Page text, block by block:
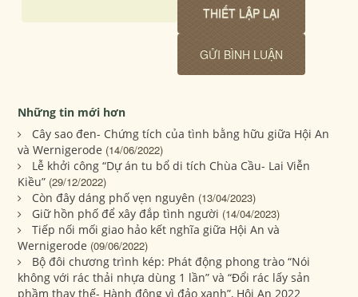
Những tin mới hơn
Cây sao đen- Chứng tích của tình bằng hữu giữa Hội An
và Wernigerode (14/06/2022)
Lễ khởi công “Dự án tu bổ di tích Chùa Cầu- Lai Viễn
Kiều” (29/12/2022)
Còn đây dáng phố vẹn nguyên (13/04/2023)
Giữ hồn phố để xây đắp tình người (14/04/2023)
Tiếp nối mối giao hảo kết nghĩa giữa Hội An và
Wernigerode (09/06/2022)
Bộ đôi chương trình kép: Phát động phong trào “Nói
không với rác thải nhựa dùng 1 lần” và “Đổi rác lấy sản
phầm thay thế- Hành động vì đảo xanh”, Hội An 2022